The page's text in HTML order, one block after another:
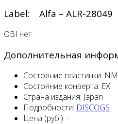
Label: Alfa – ALR-28049
OBI нет
Дополнительная
Состояние пластинки: NM
Состояние конверта: EX
Страна издания: Japan
Подробности: DISCOGS
Цена (руб.): -